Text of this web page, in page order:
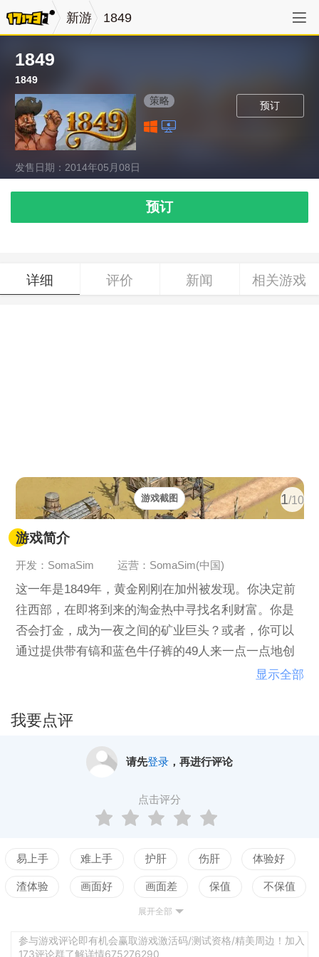
新游 1849
1849
1849
预订
策略
发售日期：2014年05月08日
预订
详细 评价 新闻 相关游戏
1/10
游戏截图
游戏简介
开发：SomaSim 运营：SomaSim(中国)
这一年是1849年，黄金刚刚在加州被发现。你决定前
往西部，在即将到来的淘金热中寻找名利财富。你是
否会打金，成为一夜之间的矿业巨头？或者，你可以
通过提供带有镐和蓝色牛仔裤的49人来一点一点地创
造你的财富吗？Gameplay1849是在加利福尼亚淘金热
置工人，并确保他们被安置，喂养和娱乐。你必须管
勃发展。1849年的主要特点一个活动模式，追溯从采
矿营地到繁华城市的淘金热的发展。每个城市场景都
向玩家提供独特的起始条件
显示全部
我要点评
请先登录，再进行评论
点击评分
易上手 难上手 护肝 伤肝 体验好
渣体验 画面好 画面差 保值 不保值
测试
展开全部
参与游戏评论即有机会赢取游戏激活码/测试资格/精美周边！加入
173评论群了解详情675276290